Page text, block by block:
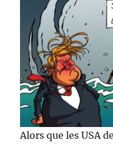
Alors que les USA